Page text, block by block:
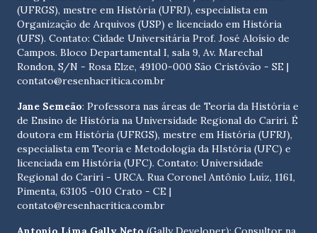
(UFRGS), mestre em História (UFRJ), especialista em
Organização de Arquivos (USP) e licenciado em História
(UFS). Contato: Cidade Universitária Prof. José Aloísio de
Campos. Bloco Departamental I, sala 9, Av. Marechal
Rondon, S/N - Rosa Elze, 49100-000 São Cristóvão - SE |
contato@resenhacritica.com.br
Jane Semeão: Professora nas áreas de Teoria da História e
de Ensino de História na Universidade Regional do Cariri. É
doutora em História (UFRGS), mestre em História (UFRJ),
especialista em Teoria e Metodologia da HIstória (UFC) e
licenciada em História (UFC). Contato: Universidade
Regional do Cariri - URCA. Rua Coronel Antônio Luíz, 1161,
Pimenta, 63105 -010 Crato - CE |
contato@resenhacritica.com.br